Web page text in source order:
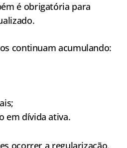
é obrigatória para
continuam acumulando:
em dívida ativa.
ocorrer a regularização,